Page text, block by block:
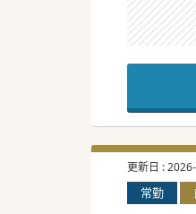
更新日 :
常勤